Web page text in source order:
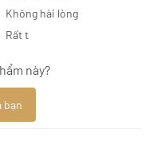
Không hài lòng
Rất t
này?
bạn